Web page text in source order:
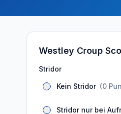
Westley Croup
Stridor
Kein Stridor (0
Stridor nur bei